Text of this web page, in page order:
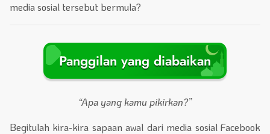
media sosial tersebut bermula?
Panggilan yang diabaikan
“Apa yang kamu pikirkan?”
Begitulah kira-kira sapaan awal dari media sosial Facebook